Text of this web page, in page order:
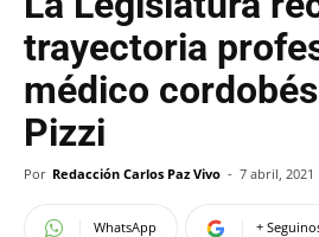
trayectoria
médico
Pizzi
Por Redacción Carlos Paz Vivo - 7 abril, 2021
WhatsApp +